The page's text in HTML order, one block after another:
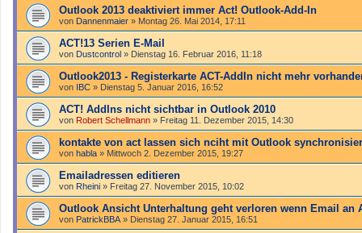
Outlook 2013 deaktiviert immer Act! Outlook-Add-In
von Dannenmaier » Montag 26. Mai 2014, 17:11
ACT!13 Serien E-Mail
von Dustcontrol » Dienstag 16. Februar 2016, 11:18
Outlook2013 - Registerkarte ACT-AddIn nicht mehr
von IBC » Dienstag 5. Januar 2016, 16:52
ACT! AddIns nicht sichtbar in Outlook 2010
von Robert Schellmann » Freitag 11. Dezember 2015, 14:30
kontakte von act lassen sich nciht mit Outlook synchronisier
von habla » Mittwoch 2. Dezember 2015, 19:27
Emailadressen editieren
von Rheini » Freitag 27. November 2015, 10:02
Outlook Ansicht Unterhaltung geht verloren wenn Email an
von PatrickBBA » Dienstag 27. Januar 2015, 16:51